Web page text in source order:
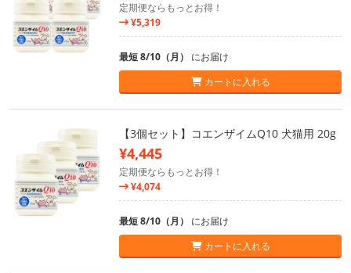
定期便ならもっとお得！
¥5,319
最短 8/10（月） にお届け
カートに入れる
【3個セット】コエンザイムQ10 犬猫用 20g
¥4,445
定期便ならもっとお得！
¥4,074
最短 8/10（月） にお届け
カートに入れる